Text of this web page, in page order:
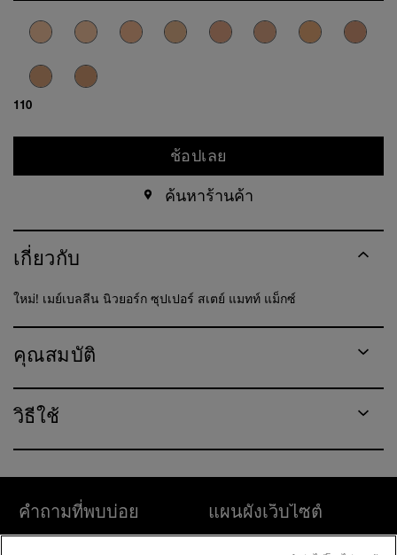
110
ช้อปเลย
ค้นหาร้านค้า
เกี่ยวกับ
ใหม่! เมย์เบลลีน นิวยอร์ก ซุปเปอร์ สเตย์ แมทท์ แม็กซ์
คุณสมบัติ
วิธีใช้
คำถามที่พบบ่อย
แผนผังเว็บไซต์